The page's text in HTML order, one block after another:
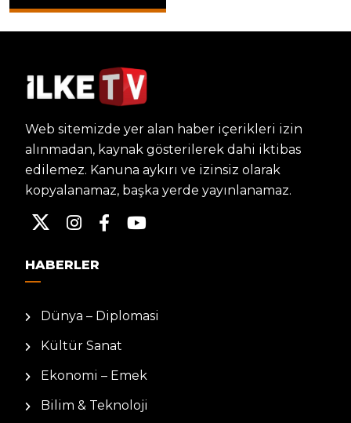
Web sitemizde yer alan haber içerikleri izin
alınmadan, kaynak gösterilerek dahi iktibas
edilemez. Kanuna aykırı ve izinsiz olarak
kopyalanamaz, başka yerde yayınlanamaz.
HABERLER
Dünya – Diplomasi
Kültür Sanat
Ekonomi – Emek
Bilim & Teknoloji